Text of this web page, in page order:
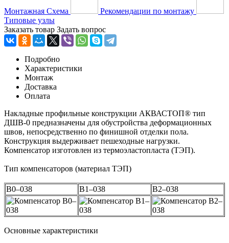
Монтажная Схема
Рекомендации по монтажу
Типовые узлы
Заказать товар Задать вопрос
Подробно
Характеристики
Монтаж
Доставка
Оплата
Накладные профильные конструкции АКВАСТОП® тип
ДШВ-0 предназначены для обустройства деформационных
швов, непосредственно по финишной отделки пола.
Конструкция выдерживает пешеходные нагрузки.
Компенсатор изготовлен из термоэластопласта (ТЭП).
Тип компенсаторов (материал ТЭП)
В0–038 В1–038 В2–038
Основные характеристики